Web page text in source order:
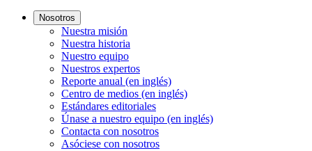
Nosotros
Nuestra misión
Nuestra historia
Nuestro equipo
Nuestros expertos
Reporte anual (en inglés)
Centro de medios (en inglés)
Estándares editoriales
Únase a nuestro equipo (en inglés)
Contacta con nosotros
Asóciese con nosotros